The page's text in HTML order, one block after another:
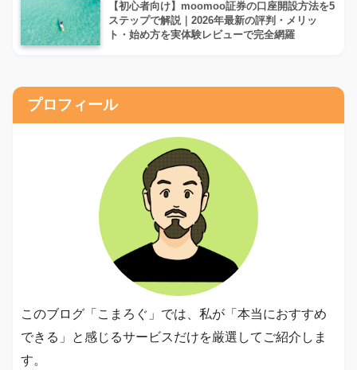
【初心者向け】moomoo証券の口座開設方法を5
ステップで解説｜2026年最新の評判・メリッ
ト・始め方を実体験レビューで完全網羅
プロフィール
このブログ「こまろぐ」では、私が「本当におすすめ
できる」と感じるサービスだけを厳選してご紹介しま
す。